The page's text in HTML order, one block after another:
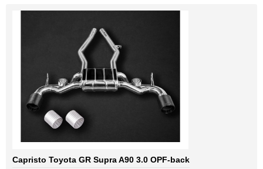
Capristo Toyota GR Supra A90 3.0 OPF-back